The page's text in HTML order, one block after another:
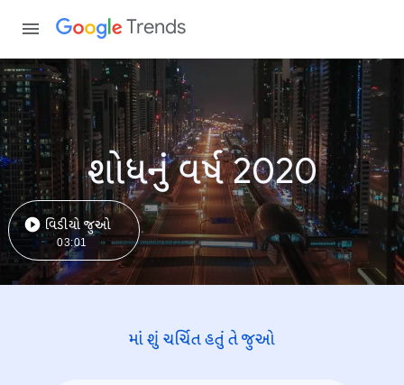
Trends
શોધનું વર્ષ 2020
વિડીયો જુઓ
03:01
માં શું ચર્ચિત હતું તે જુઓ